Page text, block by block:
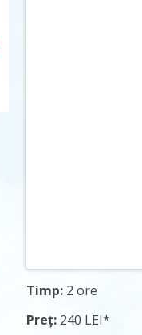
Timp: 2 ore
Preț: 240 LEI*